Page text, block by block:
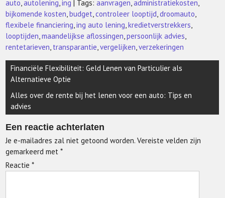
auto,autolening,ing | Tags:aanvragen,administratiekosten,
bijkomende kosten,budget,controleer looptijd,droomauto,
flexibele financiering,ing auto lening,kredietverstrekkers,
looptijden,maandelijkse aflossingen,persoonlijk advies,
rentetarieven, transparantie,vergelijken,verzekeringen
Berichtnavigatie
Financiële Flexibiliteit: Geld Lenen van Particulier als
Alternatieve Optie
Alles over de rente bij het lenen voor een auto: Tips en
advies
Een reactie achterlaten
Je e-mailadres zal niet getoond worden. Vereiste velden zijn
gemarkeerd met*
Reactie*